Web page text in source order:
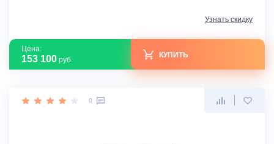
Узнать скидку
Цена:
153 100 руб.
КУПИТЬ
0